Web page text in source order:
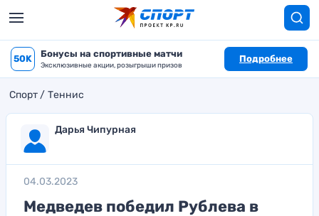
50K Бонусы на спортивные матчи
Эксклюзивные акции, розыгрыши призов
Подробнее
Спорт Теннис
Дарья Чипурная
04.03.2023
Медведев победил Рублева в